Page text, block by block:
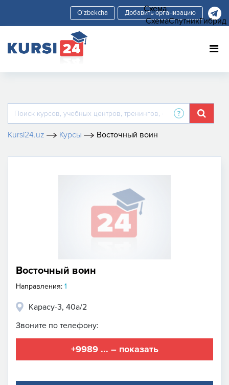
Добавить организацию
Kursi24.uz Курсы Восточный воин
Восточный воин
Направления: 1
Карасу-3, 40а/2
Звоните по телефону:
+9989 ... – показать
Схема
СхемаСпутникГибрид